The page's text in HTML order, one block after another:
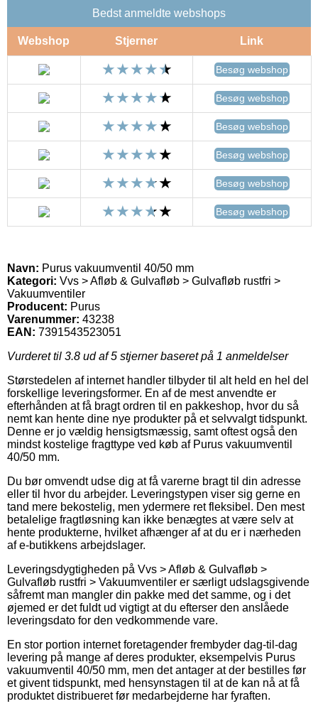
Bedst anmeldte webshops
Webshop Stjerner Link
Besøg webshop
Besøg webshop
Besøg webshop
Besøg webshop
Besøg webshop
Besøg webshop
Navn: Purus vakuumventil 40/50 mm
Kategori: Vvs > Afløb & Gulvafløb > Gulvafløb rustfri >
Vakuumventiler
Producent: Purus
Varenummer: 43238
EAN: 7391543523051
Vurderet til 3.8 ud af 5 stjerner baseret på 1 anmeldelser
Størstedelen af internet handler tilbyder til alt held en hel del
forskellige leveringsformer. En af de mest anvendte er
efterhånden at få bragt ordren til en pakkeshop, hvor du så
nemt kan hente dine nye produkter på et selvvalgt tidspunkt.
Denne er jo vældig hensigtsmæssig, samt oftest også den
mindst kostelige fragttype ved køb af Purus vakuumventil
40/50 mm.
Du bør omvendt udse dig at få varerne bragt til din adresse
eller til hvor du arbejder. Leveringstypen viser sig gerne en
tand mere bekostelig, men ydermere ret fleksibel. Den mest
betalelige fragtløsning kan ikke benægtes at være selv at
hente produkterne, hvilket afhænger af at du er i nærheden
af e-butikkens arbejdslager.
Leveringsdygtigheden på Vvs > Afløb & Gulvafløb >
Gulvafløb rustfri > Vakuumventiler er særligt udslagsgivende
såfremt man mangler din pakke med det samme, og i det
øjemed er det fuldt ud vigtigt at du efterser den anslåede
leveringsdato for den vedkommende vare.
En stor portion internet foretagender frembyder dag-til-dag
levering på mange af deres produkter, eksempelvis Purus
vakuumventil 40/50 mm, men det antager at der bestilles før
et givent tidspunkt, med hensynstagen til at de kan nå at få
produktet distribueret før medarbejderne har fyraften.